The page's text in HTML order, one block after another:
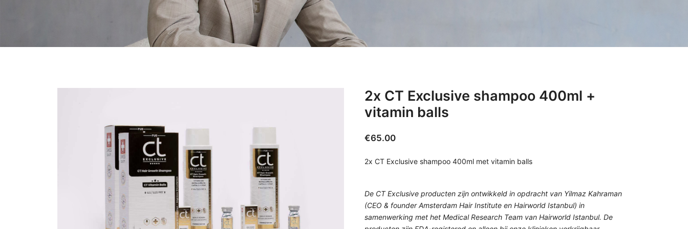
2x CT Exclusive shampoo 400ml +
vitamin balls
€65.00
2x CT Exclusive shampoo 400ml met vitamin balls
De CT Exclusive producten zijn ontwikkeld in opdracht van Yilmaz Kahraman
(CEO & founder Amsterdam Hair Institute en Hairworld Istanbul) in
samenwerking met het Medical Research Team van Hairworld Istanbul. De